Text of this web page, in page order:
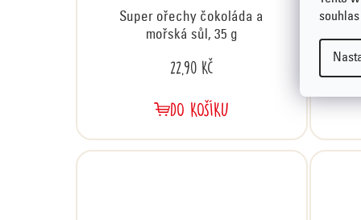
Super ořechy čokoláda a
mořská sůl, 35 g
22,90 Kč
DO KOŠÍKU